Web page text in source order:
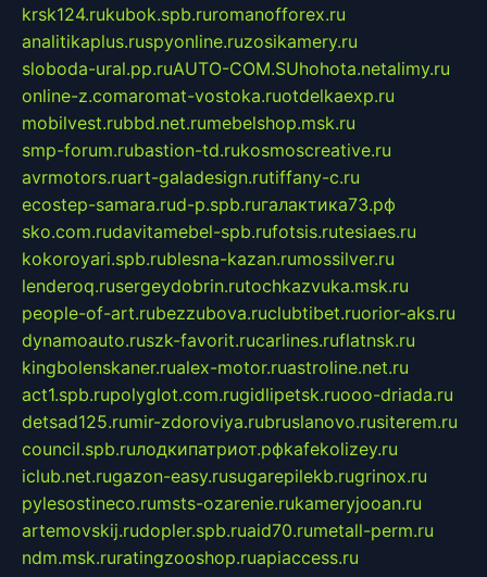
krsk124.rukubok.spb.ruromanofforex.ru
analitikaplus.ruspyonline.ruzosikamery.ru
sloboda-ural.pp.ruAUTO-COM.SUhohota.netalimy.ru
online-z.comaromat-vostoka.ruotdelkaexp.ru
mobilvest.rubbd.net.rumebelshop.msk.ru
smp-forum.rubastion-td.rukosmoscreative.ru
avrmotors.ruart-galadesign.rutiffany-c.ru
ecostep-samara.rud-p.spb.ruгалактика73.рф
sko.com.rudavitamebel-spb.rufotsis.rutesiaes.ru
kokoroyari.spb.rublesna-kazan.rumossilver.ru
lenderoq.rusergeydobrin.rutochkazvuka.msk.ru
people-of-art.rubezzubova.ruclubtibet.ruorior-aks.ru
dynamoauto.ruszk-favorit.rucarlines.ruflatnsk.ru
kingbolenskaner.rualex-motor.ruastroline.net.ru
act1.spb.rupolyglot.com.rugidlipetsk.ruooo-driada.ru
detsad125.rumir-zdoroviya.rubruslanovo.rusiterem.ru
council.spb.ruлодкипатриот.рфkafekolizey.ru
iclub.net.rugazon-easy.rusugarepilekb.rugrinox.ru
pylesostineco.rumsts-ozarenie.rukameryjooan.ru
artemovskij.rudopler.spb.ruaid70.rumetall-perm.ru
ndm.msk.ruratingzooshop.ruapiaccess.ru